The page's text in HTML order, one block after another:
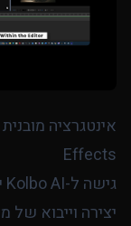
Effects
גישה ל-Kolbo AI ישירות מתוך שגרת עריכת הווידאו שלכם
יצירה וייבוא של